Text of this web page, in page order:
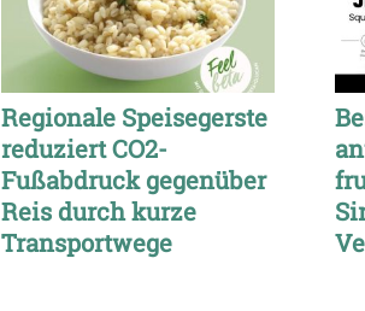
Regionale Speisegerste
reduziert CO2-
Fußabdruck gegenüber
Reis durch kurze
Transportwege